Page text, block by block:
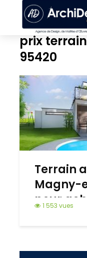
prix
95420
Terrain
Magny-
pour
1 553 vues